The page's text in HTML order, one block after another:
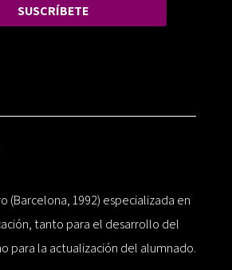
SUSCRÍBETE
(Barcelona, 1992) especializada en
tanto para el desarrollo del
para la actualización del alumnado.